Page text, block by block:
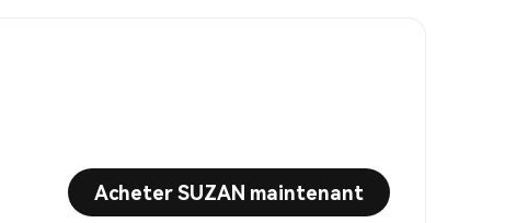
Acheter SUZAN maintenant